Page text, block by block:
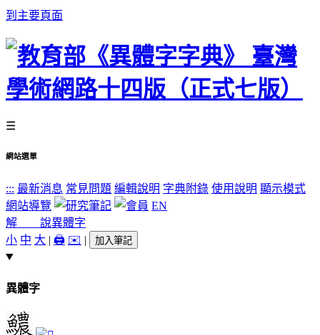
到主要頁面
☰
網站選單
::: 最新消息 常見問題 編輯說明 字典附錄 使用說明 顯示模式
網站導覽
EN
解 說異體字
小 中 大 | 🖨️ ✉️ | 加入筆記
異體字